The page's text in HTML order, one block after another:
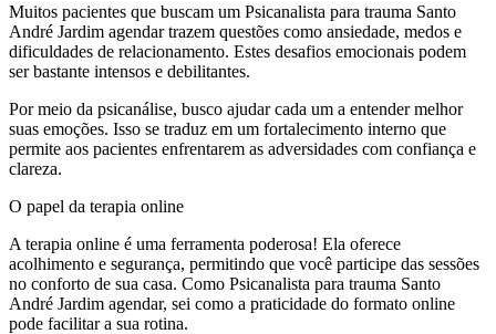
Muitos pacientes que buscam um Psicanalista para trauma Santo
André Jardim agendar trazem questões como ansiedade, medos e
dificuldades de relacionamento. Estes desafios emocionais podem
ser bastante intensos e debilitantes.
Por meio da psicanálise, busco ajudar cada um a entender melhor
suas emoções. Isso se traduz em um fortalecimento interno que
permite aos pacientes enfrentarem as adversidades com confiança e
clareza.
O papel da terapia online
A terapia online é uma ferramenta poderosa! Ela oferece
acolhimento e segurança, permitindo que você participe das sessões
no conforto de sua casa. Como Psicanalista para trauma Santo
André Jardim agendar, sei como a praticidade do formato online
pode facilitar a sua rotina.